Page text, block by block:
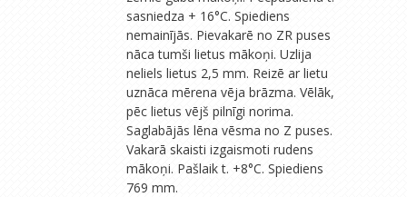
sasniedza + 16°C. Spiediens
nemainījās. Pievakarē no ZR puses
nāca tumši lietus mākoņi. Uzlija
neliels lietus 2,5 mm. Reizē ar lietu
uznāca mērena vēja brāzma. Vēlāk,
pēc lietus vējš pilnīgi norima.
Saglabājās lēna vēsma no Z puses.
Vakarā skaisti izgaismoti rudens
mākoņi. Pašlaik t. +8°C. Spiediens
769 mm.